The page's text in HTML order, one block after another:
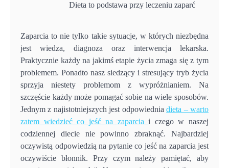
Dieta to podstawa przy leczeniu zaparć
Zaparcia to nie tylko takie sytuacje, w których niezbędna
jest wiedza, diagnoza oraz interwencja lekarska.
Praktycznie każdy na jakimś etapie życia zmaga się z tym
problemem. Ponadto nasz siedzący i stresujący tryb życia
sprzyja niestety problemom z wypróżnianiem. Na
szczęście każdy może pomagać sobie na wiele sposobów.
Jednym z najistotniejszych jest odpowiedniadieta – warto
zatem wiedzieć co jeść na zaparciai czego w naszej
codziennej diecie nie powinno zbraknąć. Najbardziej
oczywistą odpowiedzią na pytanie co jeść na zaparcia jest
oczywiście błonnik. Przy czym należy pamiętać, aby